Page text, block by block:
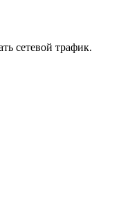
сетевой трафик.